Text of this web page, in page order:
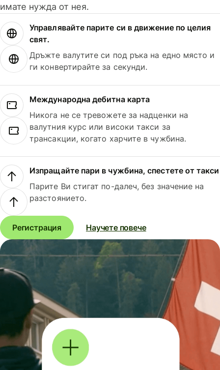
имате нужда от нея.
Управлявайте парите си в движение по целия
свят.
Дръжте валутите си под ръка на едно място и
ги конвертирайте за секунди.
Международна дебитна карта
Никога не се тревожете за надценки на
валутния курс или високи такси за
трансакции, когато харчите в чужбина.
Изпращайте пари в чужбина, спестете от такси
Парите Ви стигат по-далеч, без значение на
разстоянието.
Регистрация Научете повече